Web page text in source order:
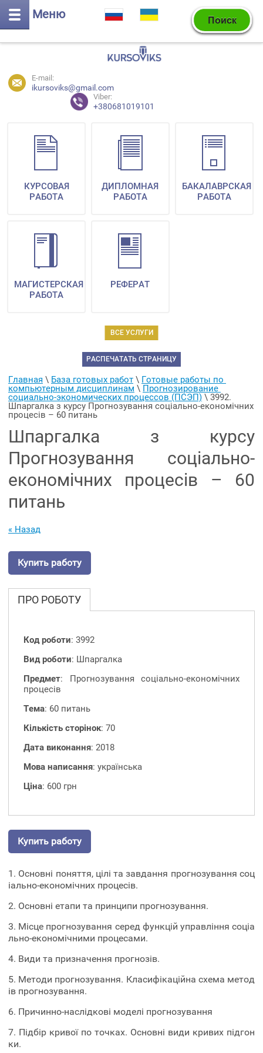
Меню
E-mail:
ikursoviks@gmail.com
Viber:
+380681019101
ВСЕ УСЛУГИ
КУРСОВАЯ
РАБОТА
ДИПЛОМНАЯ
РАБОТА
БАКАЛАВРСКАЯ
РАБОТА
МАГИСТЕРСКАЯ
РАБОТА
РЕФЕРАТ
РАСПЕЧАТАТЬ СТРАНИЦУ
Главная \ База готовых работ \ Готовые работы по
компьютерным дисциплинам \ Прогнозирование
социально-экономических процессов (ПСЭП) \ 3992.
Шпаргалка з курсу Прогнозування соціально-економічних
процесів – 60 питань
Шпаргалка з курсу
Прогнозування соціально-
економічних процесів – 60
питань
« Назад
Купить работу
ПРО РОБОТУ
Код роботи: 3992
Вид роботи: Шпаргалка
Предмет: Прогнозування соціально-економічних
процесів
Тема: 60 питань
Кількість сторінок: 70
Дата виконання: 2018
Мова написання: українська
Ціна: 600 грн
Купить работу
1. Основні поняття, цілі та завдання прогнозування соц
іально-економічних процесів.
2. Основні етапи та принципи прогнозування.
3. Місце прогнозування серед функцій управління соціа
льно-економічними процесами.
4. Види та призначення прогнозів.
5. Методи прогнозування. Класифікаційна схема метод
ів прогнозування.
6. Причинно-наслідкові моделі прогнозування
7. Підбір кривої по точках. Основні види кривих підгон
ки.